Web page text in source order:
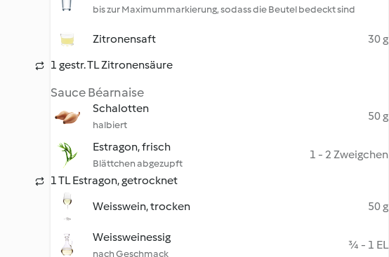
bis zur Maximummarkierung, sodass die Beutel bedeckt sind
Zitronensaft
30 g
1 gestr. TL Zitronensäure
Sauce Béarnaise
Schalotten
halbiert
50 g
Estragon, frisch
Blättchen abgezupft
1 - 2 Zweigchen
1 TL Estragon, getrocknet
Weisswein, trocken
50 g
Weissweinessig
nach Geschmack
¾ - 1 EL